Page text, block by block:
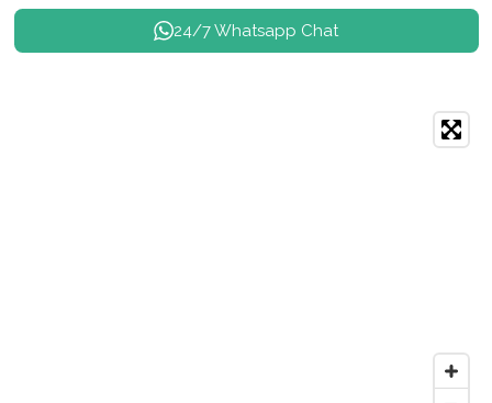
24/7 Whatsapp Chat